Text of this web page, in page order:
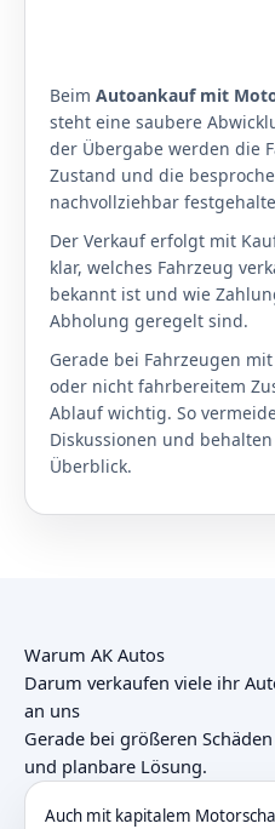
Beim Autoankauf mit
steht eine saubere
der Übergabe werden die
Zustand und die
nachvollziehbar
Der Verkauf erfolgt mit
klar, welches Fahrzeug
bekannt ist und wie
Abholung geregelt sind.
Gerade bei Fahrzeugen
oder nicht fahrbereitem
Ablauf wichtig. So
Diskussionen und
Überblick.
Warum AK Autos
Darum verkaufen viele ihr
an uns
Gerade bei größeren
und planbare Lösung.
Auch mit kapitalem